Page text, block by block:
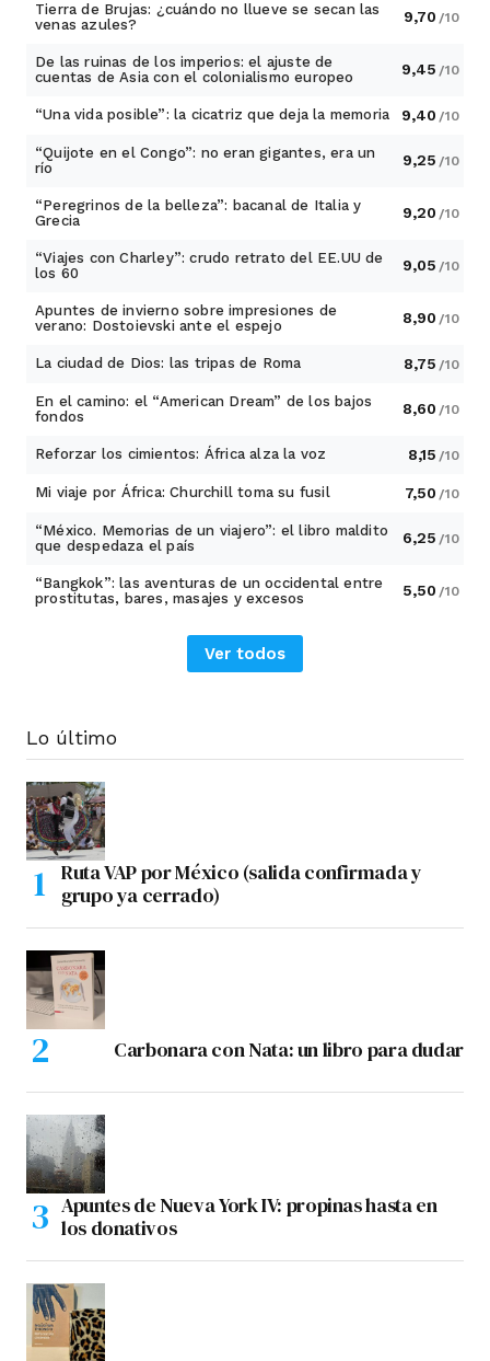
Tierra de Brujas: ¿cuándo no llueve se secan las
venas azules?
9,70 /10
De las ruinas de los imperios: el ajuste de
cuentas de Asia con el colonialismo europeo
9,45 /10
“Una vida posible”: la cicatriz que deja la memoria 9,40 /10
“Quijote en el Congo”: no eran gigantes, era un
río
9,25 /10
“Peregrinos de la belleza”: bacanal de Italia y
Grecia
9,20 /10
“Viajes con Charley”: crudo retrato del EE.UU de
los 60
9,05 /10
Apuntes de invierno sobre impresiones de
verano: Dostoievski ante el espejo
8,90 /10
La ciudad de Dios: las tripas de Roma 8,75 /10
En el camino: el “American Dream” de los bajos
fondos
8,60 /10
Reforzar los cimientos: África alza la voz 8,15 /10
Mi viaje por África: Churchill toma su fusil 7,50 /10
“México. Memorias de un viajero”: el libro maldito
que despedaza el país
6,25 /10
“Bangkok”: las aventuras de un occidental entre
prostitutas, bares, masajes y excesos
5,50 /10
Ver todos
Lo último
Ruta VAP por México (salida confirmada y
grupo ya cerrado)
Carbonara con Nata: un libro para dudar
Apuntes de Nueva York IV: propinas hasta en
los donativos